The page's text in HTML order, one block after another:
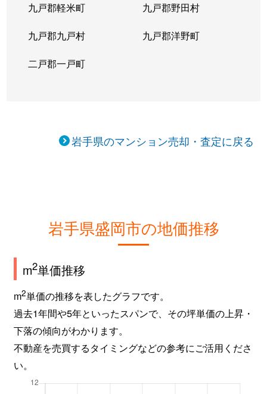
九戸郡軽米町 九戸郡野田村
九戸郡九戸村 九戸郡洋野町
二戸郡一戸町
岩手県のマンション売却・査定に戻る
岩手県盛岡市の地価推移
m2単価推移
m2単価の推移を表したグラフです。
過去1年間や5年といったスパンで、その坪単価の上昇・
下落の傾向がわかります。
不動産を売買するタイミングなどの参考にご活用くださ
い。